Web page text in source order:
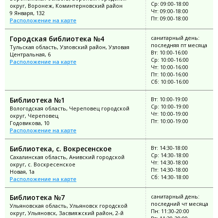
округ, Воронеж, Коминтерновский район
9 Января, 132
Расположение на карте
Ср: 09:00-18:00
Чт: 09:00-18:00
Пт: 09:00-18:00
Городская библиотека №4
Тульская область, Узловский район, Узловая
Центральная, 6
Расположение на карте
санитарный день:
последняя пт месяца
Вт: 10:00-16:00
Ср: 10:00-16:00
Чт: 10:00-16:00
Пт: 10:00-16:00
Сб: 10:00-16:00
Библиотека №1
Вологодская область, Череповец городской
округ, Череповец
Годовикова, 10
Расположение на карте
Вт: 10:00-19:00
Ср: 10:00-19:00
Чт: 10:00-19:00
Пт: 10:00-19:00
Библиотека, с. Вокресенское
Сахалинская область, Анивский городской
округ, с. Воскресенское
Новая, 1а
Расположение на карте
Вт: 14:30-18:00
Ср: 14:30-18:00
Чт: 14:30-18:00
Пт: 14:30-18:00
Сб: 14:30-18:00
Библиотека №7
Ульяновская область, Ульяновск городской
округ, Ульяновск, Засвияжский район, 2-й
санитарный день:
последний чт месяца
Пн: 11:30-20:00